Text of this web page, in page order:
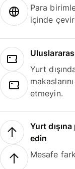
Para
içinde
Yurt
etmeyin.
Yurt
edin
Mesafe